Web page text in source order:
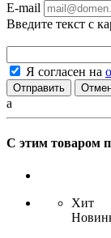
E-mail
Введите текст с
Я согласен на
a
С этим товаром
Хит